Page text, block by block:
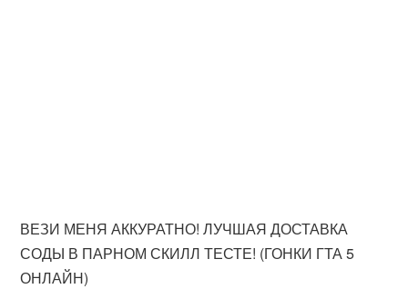
ВЕЗИ МЕНЯ АККУРАТНО! ЛУЧШАЯ ДОСТАВКА
СОДЫ В ПАРНОМ СКИЛЛ ТЕСТЕ! (ГОНКИ ГТА 5
ОНЛАЙН)